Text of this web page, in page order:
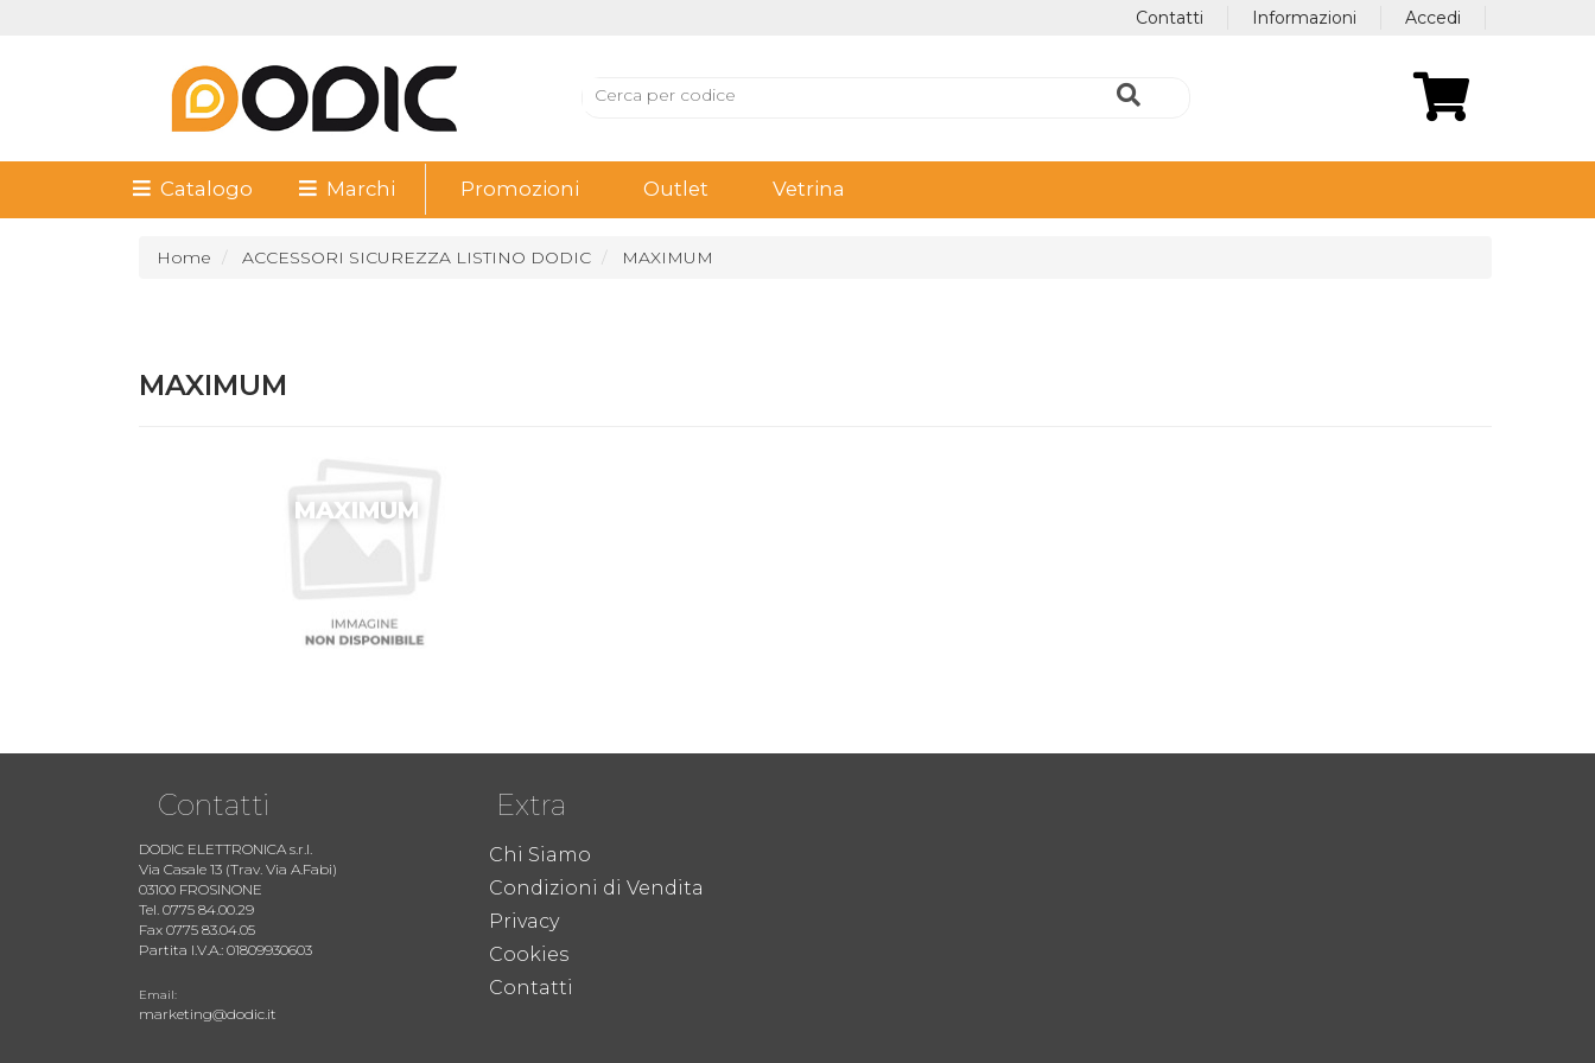
Accedi
Informazioni
Contatti
Catalogo Marchi Promozioni Outlet Vetrina
Home ACCESSORI SICUREZZA LISTINO DODIC MAXIMUM
MAXIMUM
MAXIMUM
Contatti
DODIC ELETTRONICA s.r.l.
Via Casale 13 (Trav. Via A.Fabi)
03100 FROSINONE
Tel. 0775 84.00.29
Fax 0775 83.04.05
Partita I.V.A.: 01809930603
Email:
marketing@dodic.it
Extra
Chi Siamo
Condizioni di Vendita
Privacy
Cookies
Contatti